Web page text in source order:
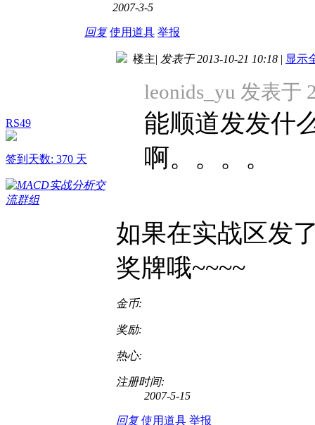
2007-3-5
回复 使用道具 举报
RS49
签到天数: 370 天
楼主| 发表于 2013-10-21 10:18 | 显示
leonids_yu 发表于
能顺道发发什
啊。。。。
如果在实战区发
奖牌哦~~~~
金币:
奖励:
热心:
注册时间:
2007-5-15
回复 使用道具 举报